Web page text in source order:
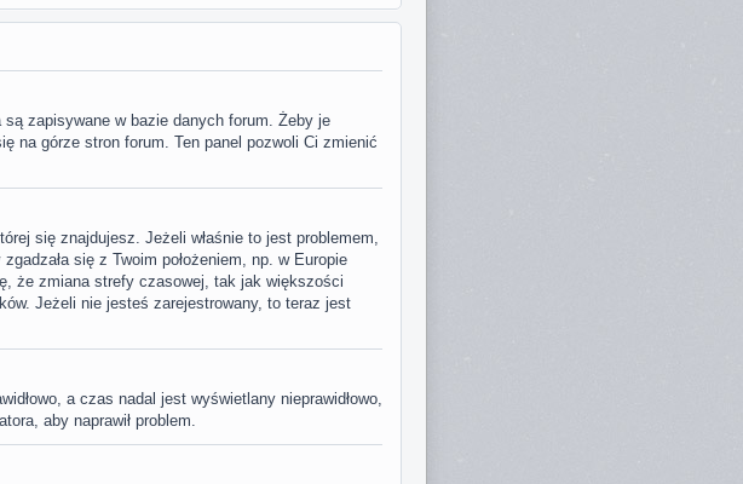
zapisywane w bazie danych forum. Żeby je
na górze stron forum. Ten panel pozwoli Ci zmienić
się znajdujesz. Jeżeli właśnie to jest problemem,
się z Twoim położeniem, np. w Europie
że zmiana strefy czasowej, tak jak większości
Jeżeli nie jesteś zarejestrowany, to teraz jest
a czas nadal jest wyświetlany nieprawidłowo,
aby naprawił problem.